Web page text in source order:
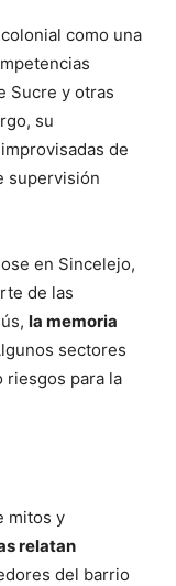
como una
Sucre y otras
su
de
supervisión
en Sincelejo,
de las
la memoria
sectores
riesgos para la
mitos y
relatan
del barrio